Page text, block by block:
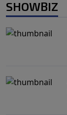
SHOWBIZ